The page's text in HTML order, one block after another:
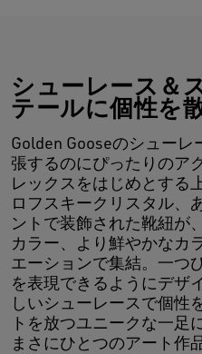
シューレース＆
テールに個性を
Golden Gooseのシュー
張するのにぴったりのア
レックスをはじめとする
ロフスキークリスタル、
ントで装飾された靴紐が
カラー、より鮮やかなカ
エーションで集結。一つ
を表現できるようにデザ
しいシューレースで個性
トを放つユニークな一足
まさにひとつのアート作品